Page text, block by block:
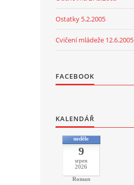
Ostatky 5.2.2005
Cvičení mládeže 12.6.2005
FACEBOOK
KALENDÁŘ
neděle
9
srpen
2026
Roman